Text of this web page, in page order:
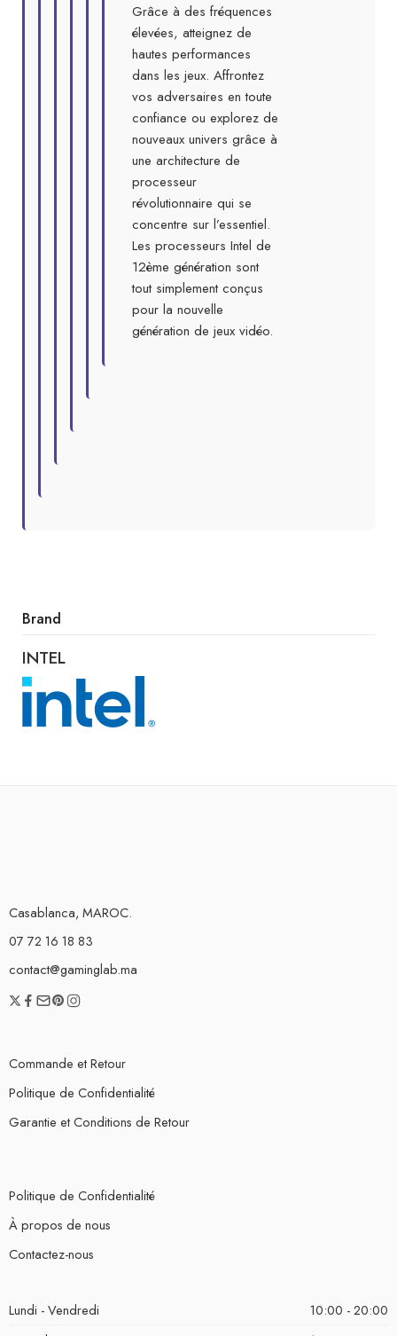
Grâce à des fréquences
élevées, atteignez de
hautes performances
dans les jeux. Affrontez
vos adversaires en toute
confiance ou explorez de
nouveaux univers grâce à
une architecture de
processeur
révolutionnaire qui se
concentre sur l’essentiel.
Les processeurs Intel de
12ème génération sont
tout simplement conçus
pour la nouvelle
génération de jeux vidéo.
Brand
INTEL
Casablanca, MAROC.
07 72 16 18 83
contact@gaminglab.ma
Commande et Retour
Politique de Confidentialité
Garantie et Conditions de Retour
Politique de Confidentialité
À propos de nous
Contactez-nous
Lundi - Vendredi
10:00 - 20:00